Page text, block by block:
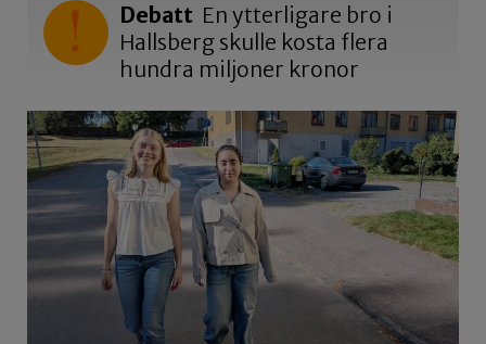
Debatt En ytterligare bro i
Hallsberg skulle kosta flera
hundra miljoner kronor